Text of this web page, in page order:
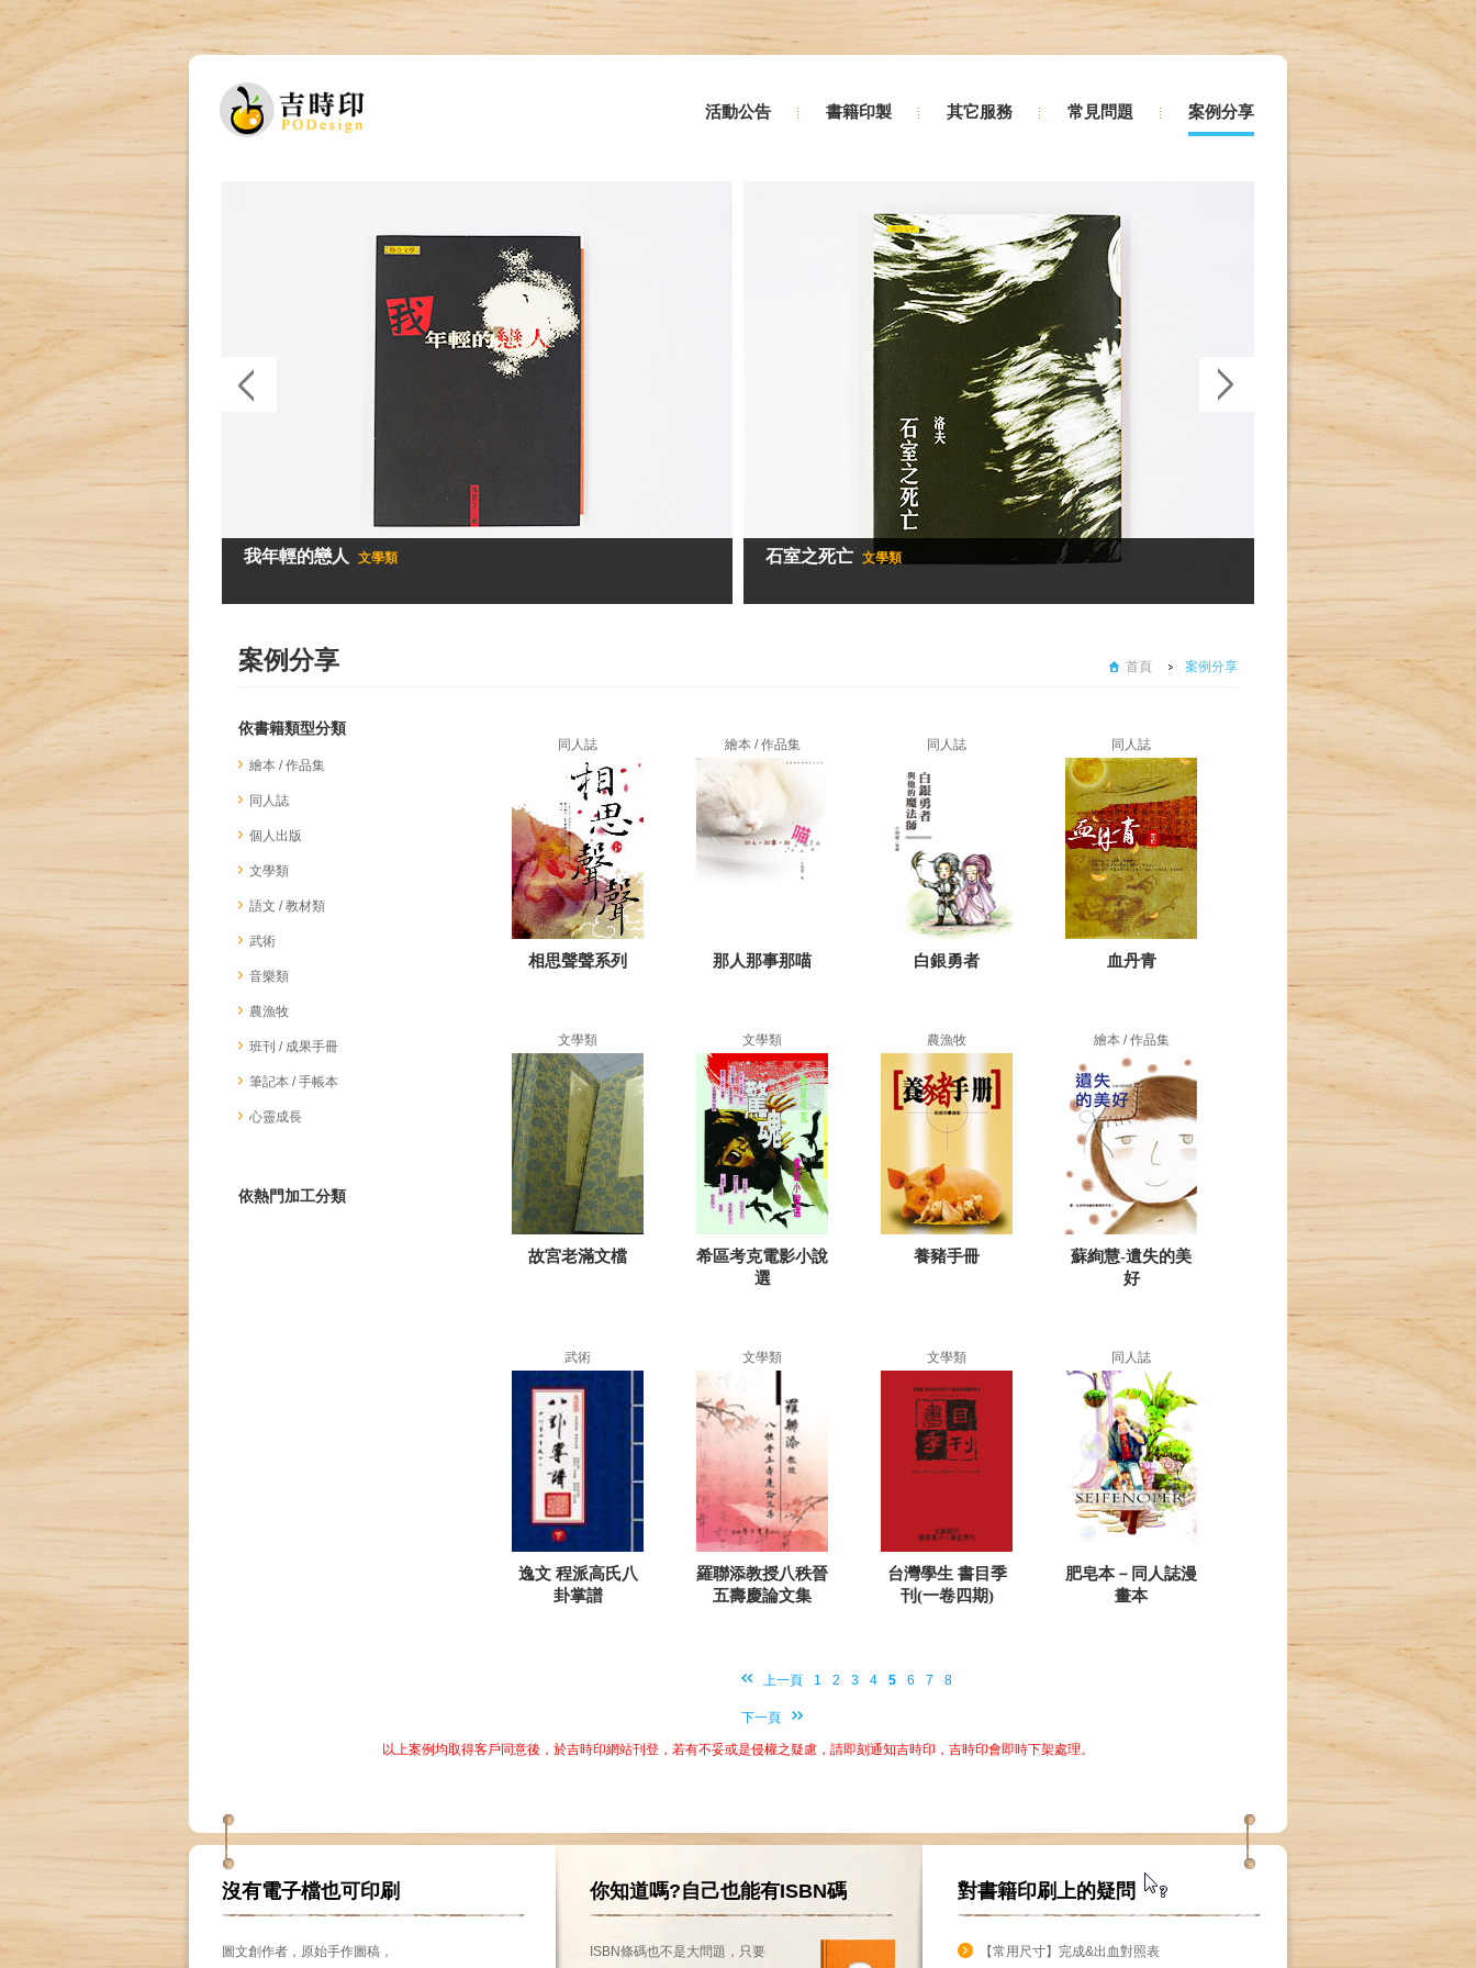
案例分享
常見問題
其它服務
書籍印製
活動公告
我年輕的戀人 文學類 石室之死亡 文學類
案例分享 案例分享
首頁
依書籍類型分類
繪本 / 作品集
同人誌
個人出版
文學類
語文 / 教材類
武術
音樂類
農漁牧
班刊 / 成果手冊
筆記本 / 手帳本
心靈成長
依熱門加工分類
同人誌
相思聲聲系列
繪本 / 作品集
那人那事那喵
同人誌
白銀勇者
同人誌
血丹青
文學類
故宮老滿文檔
文學類
希區考克電影小說
選
農漁牧
養豬手冊
繪本 / 作品集
蘇絢慧-遺失的美
好
武術
逸文 程派高氏八
卦掌譜
文學類
羅聯添教授八秩晉
五壽慶論文集
文學類
台灣學生 書目季
刊(一卷四期)
同人誌
肥皂本－同人誌漫
畫本
上一頁 1 2 3 4 5 6 7 8
下一頁
以上案例均取得客戶同意後，於吉時印網站刊登，若有不妥或是侵權之疑慮，請即刻通知吉時印，吉時印會即時下架處理。
沒有電子檔也可印刷
圖文創作者，原始手作圖稿，
你知道嗎?自己也能有ISBN碼
ISBN條碼也不是大問題，只要
對書籍印刷上的疑問
【常用尺寸】完成&出血對照表